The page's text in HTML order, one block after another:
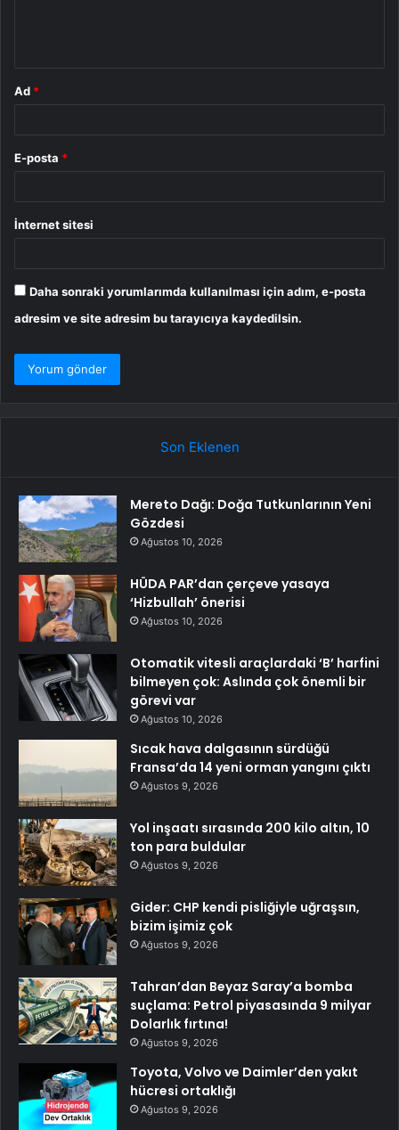
Ad *
E-posta *
İnternet sitesi
Daha sonraki yorumlarımda kullanılması için adım, e-posta
adresim ve site adresim bu tarayıcıya kaydedilsin.
Son Eklenen
Mereto Dağı: Doğa Tutkunlarının Yeni
Gözdesi
Ağustos 10, 2026
HÜDA PAR’dan çerçeve yasaya
‘Hizbullah’ önerisi
Ağustos 10, 2026
Otomatik vitesli araçlardaki ‘B’ harfini
bilmeyen çok: Aslında çok önemli bir
görevi var
Ağustos 10, 2026
Sıcak hava dalgasının sürdüğü
Fransa’da 14 yeni orman yangını çıktı
Ağustos 9, 2026
Yol inşaatı sırasında 200 kilo altın, 10
ton para buldular
Ağustos 9, 2026
Gider: CHP kendi pisliğiyle uğraşsın,
bizim işimiz çok
Ağustos 9, 2026
Tahran’dan Beyaz Saray’a bomba
suçlama: Petrol piyasasında 9 milyar
Dolarlık fırtına!
Ağustos 9, 2026
Toyota, Volvo ve Daimler’den yakıt
hücresi ortaklığı
Ağustos 9, 2026